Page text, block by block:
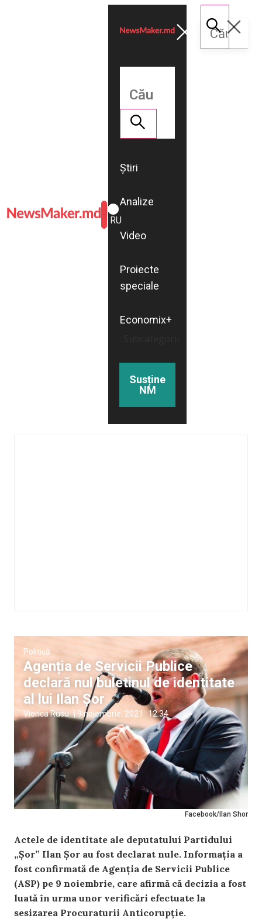
ROMÂNĂ
RU
Știri
Analize
Video
Proiecte
speciale
Economix+
Susține
NM
Facebook/Ilan Shor
Politică
Agenția de Servicii Publice
declară nul buletinul de identitate
al lui Ilan Șor
Viorica Rusu | 9 noiembrie, 2021 12:34
Actele de identitate ale deputatului Partidului
„Șor” Ilan Șor au fost declarat nule. Informația a
fost confirmată de Agenția de Servicii Publice
(ASP) pe 9 noiembrie, care afirmă că decizia a fost
luată în urma unor verificări efectuate la
sesizarea Procuraturii Anticorupție.